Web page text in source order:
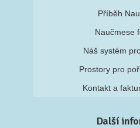
Příběh
Naučmese
Náš systém
Prostory pro
Kontakt a
Další